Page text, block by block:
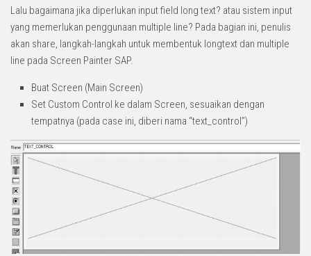
Lalu bagaimana jika diperlukan input field long text? atau sistem input
yang memerlukan penggunaan multiple line? Pada bagian ini, penulis
akan share, langkah-langkah untuk membentuk longtext dan multiple
line pada Screen Painter SAP.
Buat Screen (Main Screen)
Set Custom Control ke dalam Screen, sesuaikan dengan
tempatnya (pada case ini, diberi nama “text_control”)